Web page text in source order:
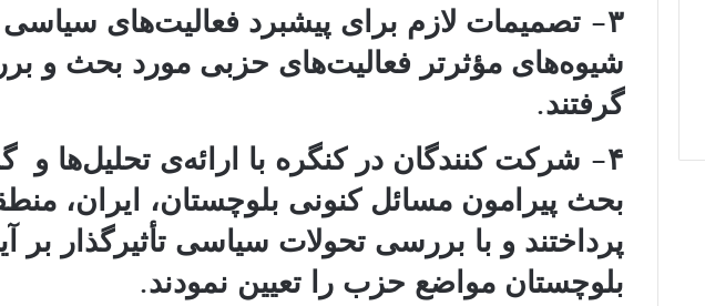
۳- تصمیمات لازم برای پیشبرد فعالیت‌های سیاسی
شیوه‌های مؤثرتر فعالیت‌های حزبی مورد بحث و
گرفتند.
۴- شرکت کنندگان در کنگره با ارائه‌ی تحلیل‌ها و
بحث پیرامون مسائل کنونی بلوچستان، ایران،
پرداختند و با بررسی تحولات سیاسی تأثیرگذار بر
بلوچستان مواضع حزب را تعیین نمودند.